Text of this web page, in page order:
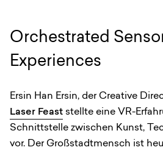
Orchestrated
Experiences
Ersin Han Ersin, der Creative
Laser Feast stellte eine VR-
Schnittstelle zwischen Kunst,
vor. Der Großstadtmensch ist